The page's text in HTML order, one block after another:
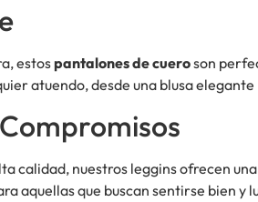
estospantalones de cueroson
atuendo, desde una blusa
calidad, nuestros leggins ofrecen una
aquellas que buscan sentirse bien y